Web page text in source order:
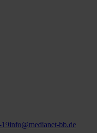
info@medianet-bb.de